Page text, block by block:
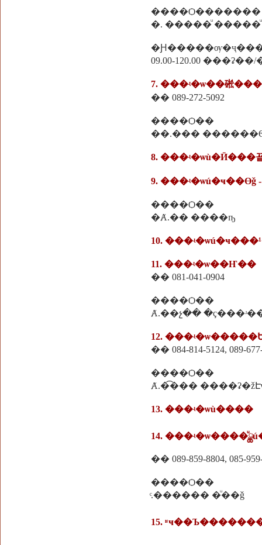
����Ѻ�������
�. �����ͧ �����ͧ
09.00-120.00
7. ���ʵ�ѡ��硹���
�� 089-272-5092
����Ѻ��
��.���
8. ���ʵ�ѡù�Ӣ���
9. ���ʵ�ѡú�ҹ��Өǧ -
����Ѻ��
�Ⱥ.�� ����ҧ
10.
11. ���ʵ�ѡ��Ҥ��
�� 081-041-0904
����Ѻ��
Ⱥ.��չ��
12.
�� 084-814-5124, 089-
����Ѻ��
Ⱥ.�͡���
13. ���ʵ�ѡù����
14.
�� 089-859-8804, 085-
����Ѻ��
ͨ.������ �ͧ��ǧ
15.